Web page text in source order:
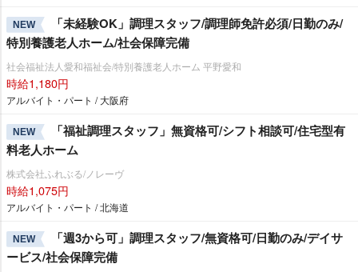
NEW
「未経験OK」調理スタッフ/調理師免許必須/日勤のみ/
特別養護老人ホーム/社会保障完備
社会福祉法人愛和福祉会/特別養護老人ホーム 平野愛和
時給1,180円
アルバイト・パート / 大阪府
NEW
「福祉調理スタッフ」無資格可/シフト相談可/住宅型有
料老人ホーム
株式会社ふれぶる/ノレーヴ
時給1,075円
アルバイト・パート / 北海道
NEW
「週3から可」調理スタッフ/無資格可/日勤のみ/デイサ
ービス/社会保障完備